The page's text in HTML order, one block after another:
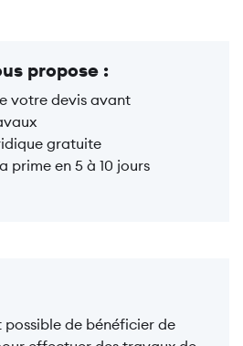
propose :
votre devis avant
gratuite
prime en 5 à 10 jours
possible de bénéficier de